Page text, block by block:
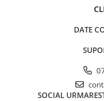
DATE
SOCIAL